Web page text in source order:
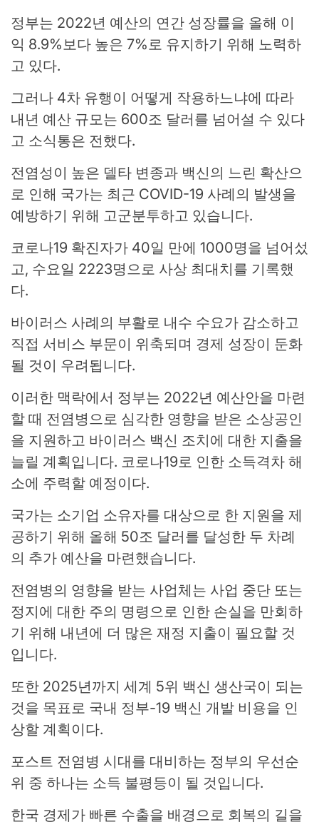
정부는 2022년 예산의 연간 성장률을 올해 이
익 8.9%보다 높은 7%로 유지하기 위해 노력하
고 있다.
그러나 4차 유행이 어떻게 작용하느냐에 따라
내년 예산 규모는 600조 달러를 넘어설 수 있다
고 소식통은 전했다.
전염성이 높은 델타 변종과 백신의 느린 확산으
로 인해 국가는 최근 COVID-19 사례의 발생을
예방하기 위해 고군분투하고 있습니다.
코로나19 확진자가 40일 만에 1000명을 넘어섰
고, 수요일 2223명으로 사상 최대치를 기록했
다.
바이러스 사례의 부활로 내수 수요가 감소하고
직접 서비스 부문이 위축되며 경제 성장이 둔화
될 것이 우려됩니다.
이러한 맥락에서 정부는 2022년 예산안을 마련
할 때 전염병으로 심각한 영향을 받은 소상공인
을 지원하고 바이러스 백신 조치에 대한 지출을
늘릴 계획입니다. 코로나19로 인한 소득격차 해
소에 주력할 예정이다.
국가는 소기업 소유자를 대상으로 한 지원을 제
공하기 위해 올해 50조 달러를 달성한 두 차례
의 추가 예산을 마련했습니다.
전염병의 영향을 받는 사업체는 사업 중단 또는
정지에 대한 주의 명령으로 인한 손실을 만회하
기 위해 내년에 더 많은 재정 지출이 필요할 것
입니다.
또한 2025년까지 세계 5위 백신 생산국이 되는
것을 목표로 국내 정부-19 백신 개발 비용을 인
상할 계획이다.
포스트 전염병 시대를 대비하는 정부의 우선순
위 중 하나는 소득 불평등이 될 것입니다.
한국 경제가 빠른 수출을 배경으로 회복의 길을